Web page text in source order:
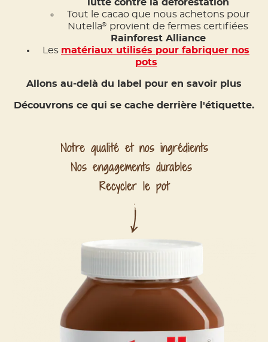
Notre qualité et nos ingrédients
Nos engagements durables
Recycler le pot
lutte contre la déforestation
Tout le cacao que nous achetons pour
Nutella® provient de fermes certifiées
Rainforest Alliance
Les matériaux utilisés pour fabriquer nos
pots
Allons au-delà du label pour en savoir plus
Découvrons ce qui se cache derrière l'étiquette.